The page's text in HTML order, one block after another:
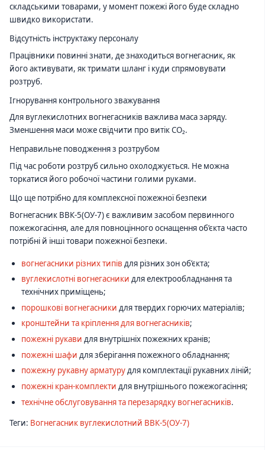
складськими товарами, у момент пожежі його буде складно
швидко використати.
Відсутність інструктажу персоналу
Працівники повинні знати, де знаходиться вогнегасник, як
його активувати, як тримати шланг і куди спрямовувати
розтруб.
Ігнорування контрольного зважування
Для вуглекислотних вогнегасників важлива маса заряду.
Зменшення маси може свідчити про витік CO₂.
Неправильне поводження з розтрубом
Під час роботи розтруб сильно охолоджується. Не можна
торкатися його робочої частини голими руками.
Що ще потрібно для комплексної пожежної безпеки
Вогнегасник ВВК-5(ОУ-7) є важливим засобом первинного
пожежогасіння, але для повноцінного оснащення об’єкта часто
потрібні й інші товари пожежної безпеки.
вогнегасники різних типів для різних зон об’єкта;
вуглекислотні вогнегасники для електрообладнання та
технічних приміщень;
порошкові вогнегасники для твердих горючих матеріалів;
кронштейни та кріплення для вогнегасників;
пожежні рукави для внутрішніх пожежних кранів;
пожежні шафи для зберігання пожежного обладнання;
пожежну рукавну арматурудля комплектації рукавних ліній;
пожежні кран-комплекти для внутрішнього пожежогасіння;
технічне обслуговування та перезарядку вогнегасників.
Теги: Вогнегасник вуглекислотний ВВК-5(ОУ-7)